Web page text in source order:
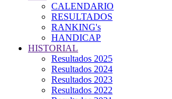
CALENDARIO
RESULTADOS
RANKING's
HANDICAP
HISTORIAL
Resultados 2025
Resultados 2024
Resultados 2023
Resultados 2022